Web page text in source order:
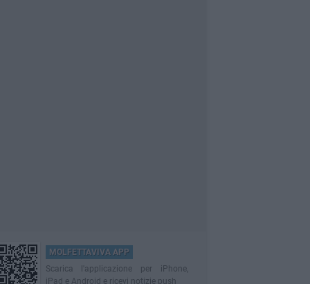
MOLFETTAVIVA APP
Scarica l'applicazione per iPhone,
iPad e Android e ricevi notizie push